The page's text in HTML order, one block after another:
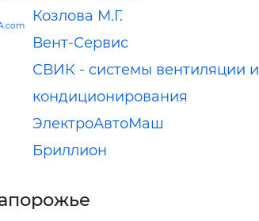
Козлова М.Г.
Вент-Сервис
СВИК - системы вентиляции и
кондиционирования
ЭлектроАвтоМаш
Бриллион